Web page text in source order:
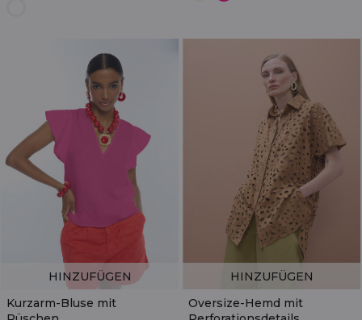
Kurzarm-Bluse mit
HINZUFÜGEN
Oversize-Hemd mit
HINZUFÜGEN